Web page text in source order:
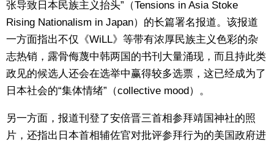
SNS
张导致日本民族主义抬头”（Tensions in Asia Stoke
Rising Nationalism in Japan）的长篇署名报道。该报道
一方面指出不仅《WiLL》等带有浓厚民族主义色彩的杂
志热销，露骨侮蔑中韩两国的书刊大量涌现，而且持此类
政见的候选人还会在选举中赢得较多选票，这已经成为了
日本社会的“集体情绪”（collective mood）。
另一方面，报道刊登了安倍晋三首相参拜靖国神社的照
片，还指出日本首相辅佐官对批评参拜行为的美国政府进